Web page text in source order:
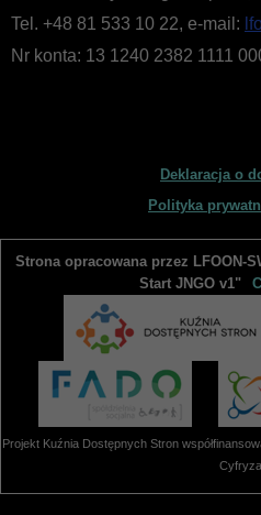
WIĘCEJ O: PROGRAMY
Podstawą gospodarki
przez Zarząd Fundacji. W tym
Sprawozdania i raporty
W tym dziale zgromadzone są
Fundacji - roczne
z realizacji programów i
z udostępnionymi w BIP
z odsyłaczy poniżej. Aby
wybrać odpowiednie łącze z
Tel. +48 81 533 10 22, e-mail:
Nr konta: 13 1240 2382 1111
Deklaracja o
Polityka
Strona opracowana przez LFOON-
Start JNGO v1"
Projekt Kuźnia Dostępnych Stron